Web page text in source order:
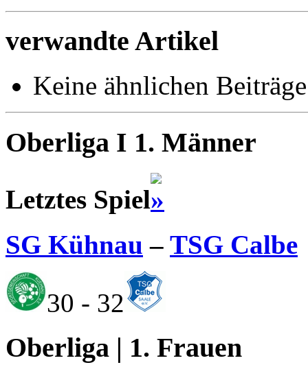
verwandte Artikel
Keine ähnlichen Beiträge
Oberliga I 1. Männer
Letztes Spiel
SG Kühnau – TSG Calbe
30 - 32
Oberliga | 1. Frauen